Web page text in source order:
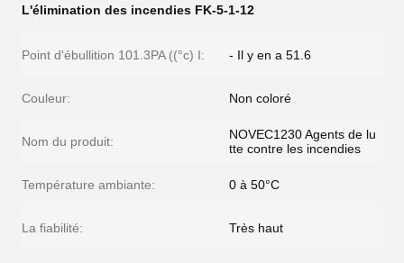
L'élimination des incendies FK-5-1-12
Point d'ébullition 101.3PA ((°c) I: - Il y en a 51.6
Couleur: Non coloré
Nom du produit:
NOVEC1230 Agents de lu
tte contre les incendies
Température ambiante: 0 à 50°C
La fiabilité: Très haut